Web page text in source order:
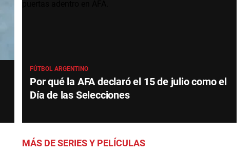
FÚTBOL ARGENTINO
Por qué la AFA declaró el 15 de julio como el
Día de las Selecciones
MÁS DE SERIES Y PELÍCULAS